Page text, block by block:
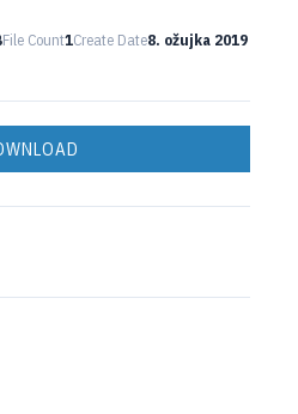
File Count1Create Date8. ožujka 2019